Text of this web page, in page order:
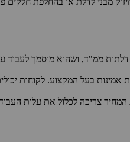
ממ"ד, ושהוא מוסמך
אמינות בעל המקצוע. לקוחות
צריכה לכלול את עלות